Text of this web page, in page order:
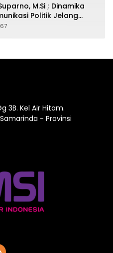
M.Si ; Dinamika
Politik Jelang
3B. Kel Air Hitam.
- Provinsi